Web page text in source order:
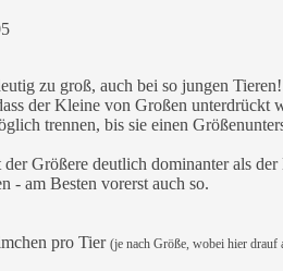
zu groß, auch bei so jungen Tieren!
der Kleine von Großen unterdrückt
trennen, bis sie einen
der Größere deutlich dominanter als
- am Besten vorerst auch so.
pro Tier (je nach Größe, wobei hier drauf